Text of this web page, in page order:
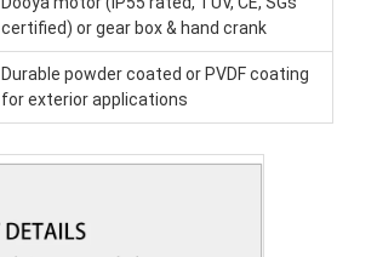
certified) or gear box & hand crank
Durable powder coated or PVDF coating
for exterior applications